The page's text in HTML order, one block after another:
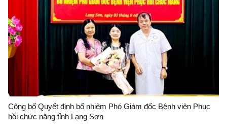
Công bố Quyết định bổ nhiệm Phó Giám đốc Bệnh viện Phục
hồi chức năng tỉnh Lạng Sơn